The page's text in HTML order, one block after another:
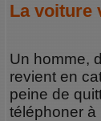
La voiture
Un homme,
revient en
peine de
téléphoner à